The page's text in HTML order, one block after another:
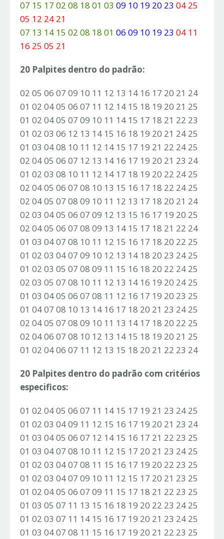
07 15 17 02 08 18 01 03 09 10 19 20 23 04 25
05 12 24 21
07 13 14 15 02 08 18 01 06 09 10 19 23 04 11
16 25 05 21
20 Palpites dentro do padrão:
02 05 06 07 09 10 11 12 13 14 16 17 20 21 24
01 02 04 05 06 07 11 12 14 15 18 19 20 21 25
01 02 04 05 07 09 10 11 14 15 17 18 21 22 23
01 02 03 06 12 13 14 15 16 18 19 20 21 24 25
01 03 04 08 10 11 12 14 15 17 19 21 22 24 25
02 04 05 06 07 12 13 14 16 17 19 20 21 23 24
01 02 03 08 10 11 12 14 17 18 19 20 22 24 25
02 04 05 06 07 08 10 13 15 16 17 18 22 24 25
02 04 05 07 08 09 10 11 12 13 17 18 20 21 24
02 03 04 05 06 07 09 12 13 15 16 17 19 20 25
02 04 05 06 07 08 09 13 14 15 17 18 21 22 24
01 03 04 07 08 10 11 12 15 16 17 18 20 22 25
01 02 03 04 07 09 10 12 13 14 18 20 23 24 25
01 02 03 05 07 08 09 11 15 16 18 20 22 24 25
02 03 05 07 08 10 11 12 13 14 16 19 20 24 25
01 03 04 05 06 07 08 11 12 16 17 19 20 23 25
01 04 07 08 10 13 14 16 17 18 20 21 23 24 25
02 04 05 07 08 09 10 11 13 14 17 18 20 22 25
02 04 06 07 08 10 12 13 14 15 18 19 20 21 25
01 02 04 06 07 11 12 13 15 18 20 21 22 23 24
20 Palpites dentro do padrão com critérios
especificos:
01 02 04 05 06 07 11 14 15 17 19 21 23 24 25
01 02 03 04 09 11 12 15 16 17 19 20 21 23 24
01 03 04 05 06 07 12 14 15 16 17 21 22 23 25
01 03 04 07 08 10 11 12 15 17 20 21 23 24 25
01 02 03 04 07 08 11 15 16 17 19 20 22 23 25
01 02 03 04 07 09 10 11 12 15 17 20 21 23 25
01 02 04 05 06 07 09 11 15 17 18 21 22 23 25
01 03 05 07 11 13 15 16 18 19 20 22 23 24 25
01 02 03 07 11 14 15 16 17 19 20 21 23 24 25
01 03 04 07 08 11 15 16 17 19 20 21 22 23 25